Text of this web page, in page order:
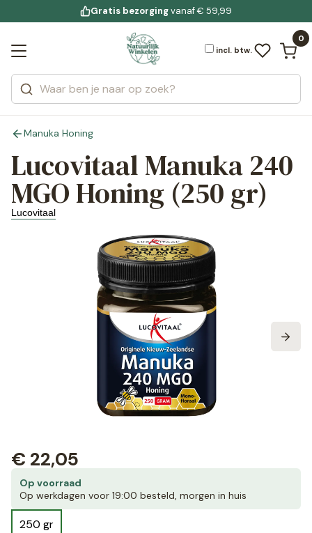
Jouw bewuste leefstijl
voor 19:00 uur besteld
Gratis bezorgingvanaf € 59,99
incl. btw.
0
Zoeken
Categorieën
Merken
Bekijk alle resultaten
Manuka Honing
Lucovitaal Manuka 240
MGO Honing (250 gr)
Lucovitaal
Op voorraad
Op werkdagen voor 19:00 besteld, morgen in huis
250 gr
€ 22,05